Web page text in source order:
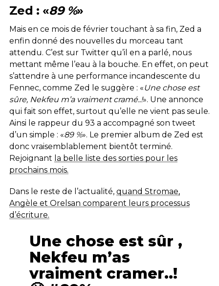
Zed : «89 %»
Mais en ce mois de février touchant à sa fin, Zed a
enfin donné des nouvelles du morceau tant
attendu. C’est sur Twitter qu’il en a parlé, nous
mettant même l’eau à la bouche. En effet, on peut
s’attendre à une performance incandescente du
Fennec, comme Zed le suggère : «Une chose est
sûre, Nekfeu m’a vraiment cramé..!». Une annonce
qui fait son effet, surtout qu’elle ne vient pas seule.
Ainsi le rappeur du 93 a accompagné son tweet
d’un simple : «89 %». Le premier album de Zed est
donc vraisemblablement bientôt terminé.
Rejoignant la belle liste des sorties pour les
prochains mois.
Dans le reste de l’actualité, quand Stromae,
Angèle et Orelsan comparent leurs processus
d’écriture.
Une chose est sûr ,
Nekfeu m’as
vraiment cramer..!